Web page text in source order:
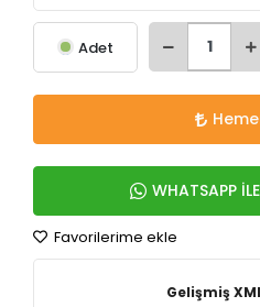
Adet
WHATSAPP
Favorilerime ekle
Gelişmiş